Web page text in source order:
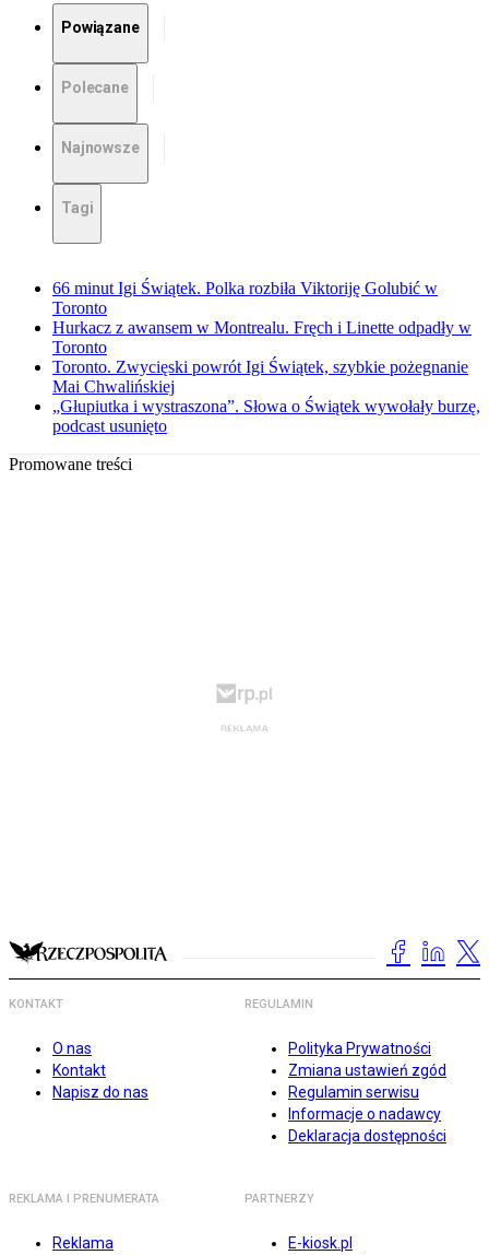
Powiązane
Polecane
Najnowsze
Tagi
66 minut Igi Świątek. Polka rozbiła Viktoriję Golubić w
Toronto
Hurkacz z awansem w Montrealu. Fręch i Linette odpadły w
Toronto
Toronto. Zwycięski powrót Igi Świątek, szybkie pożegnanie
Mai Chwalińskiej
„Głupiutka i wystraszona”. Słowa o Świątek wywołały burzę,
podcast usunięto
Promowane treści
KONTAKT
O nas
Kontakt
Napisz do nas
REGULAMIN
Polityka Prywatności
Zmiana ustawień zgód
Regulamin serwisu
Informacje o nadawcy
Deklaracja dostępności
REKLAMA I PRENUMERATA
Reklama
PARTNERZY
E-kiosk.pl